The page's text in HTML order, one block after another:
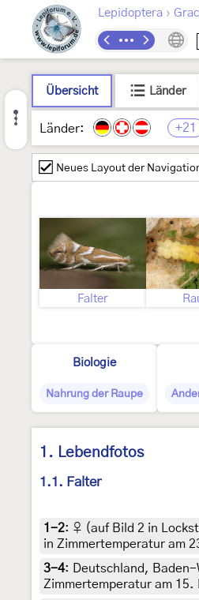
Lepidoptera ›
Übersicht Länder
Länder: +21
Neues Layout der
Falter
Biologie
Nahrung der Raupe
1. Lebendfotos
1.1. Falter
1-2: ♀ (auf Bild 2 in
in Zimmertemperatur am
3-4: Deutschland,
Zimmertemperatur am